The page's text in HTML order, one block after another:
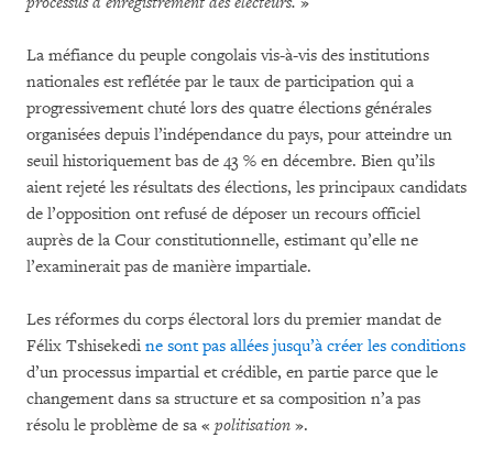
La méfiance du peuple congolais vis-à-vis des institutions
nationales est reflétée par le taux de participation qui a
progressivement chuté lors des quatre élections générales
organisées depuis l’indépendance du pays, pour atteindre un
seuil historiquement bas de 43 % en décembre. Bien qu’ils
aient rejeté les résultats des élections, les principaux candidats
de l’opposition ont refusé de déposer un recours officiel
auprès de la Cour constitutionnelle, estimant qu’elle ne
l’examinerait pas de manière impartiale.
Les réformes du corps électoral lors du premier mandat de
Félix Tshisekedi ne sont pas allées jusqu’à créer les conditions
d’un processus impartial et crédible, en partie parce que le
changement dans sa structure et sa composition n’a pas
résolu le problème de sa « politisation ».